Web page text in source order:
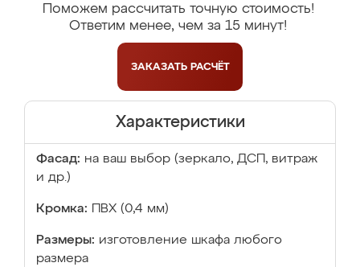
Поможем рассчитать точную стоимость!
Ответим менее, чем за 15 минут!
ЗАКАЗАТЬ РАСЧЁТ
Характеристики
Фасад: на ваш выбор (зеркало, ДСП, витраж
и др.)
Кромка: ПВХ (0,4 мм)
Размеры: изготовление шкафа любого
размера